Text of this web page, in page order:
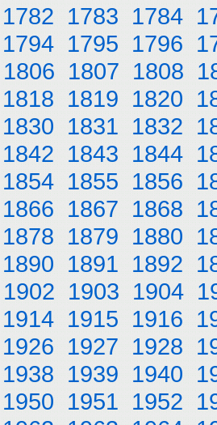
1782 1783 1784
1794 1795 1796
1806 1807 1808
1818 1819 1820
1830 1831 1832
1842 1843 1844
1854 1855 1856
1866 1867 1868
1878 1879 1880
1890 1891 1892
1902 1903 1904
1914 1915 1916
1926 1927 1928
1938 1939 1940
1950 1951 1952